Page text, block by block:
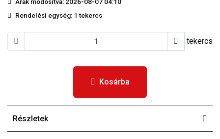
Rendelési egység: 1 tekercs
tekercs
Kosárba
Részletek